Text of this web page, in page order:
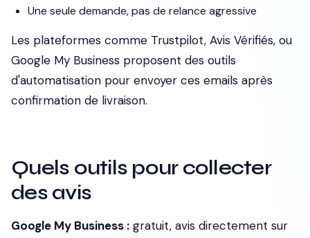
Une seule demande, pas de relance agressive
Les plateformes comme Trustpilot, Avis Vérifiés, ou
Google My Business proposent des outils
d'automatisation pour envoyer ces emails après
confirmation de livraison.
Quels outils pour collecter
des avis
Google My Business : gratuit, avis directement sur